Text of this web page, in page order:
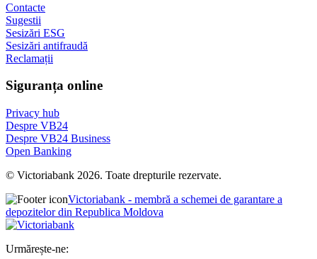
Contacte
Sugestii
Sesizări ESG
Sesizări antifraudă
Reclamații
Siguranța online
Privacy hub
Despre VB24
Despre VB24 Business
Open Banking
© Victoriabank 2026. Toate drepturile rezervate.
Victoriabank - membră a schemei de garantare a
depozitelor din Republica Moldova
Urmărește-ne: